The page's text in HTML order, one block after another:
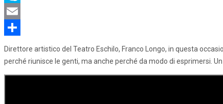
Skype
Email
Direttore artistico del Teatro Eschilo, Franco Longo, in questa
perché riunisce le genti, ma anche perché da modo di esprimersi.